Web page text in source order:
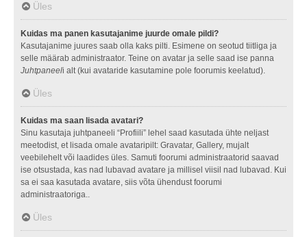
Üles
Kuidas ma panen kasutajanime juurde omale pildi?
Kasutajanime juures saab olla kaks pilti. Esimene on seotud tiitliga ja
selle määrab administraator. Teine on avatar ja selle saad ise panna
Juhtpaneeli alt (kui avataride kasutamine pole foorumis keelatud).
Üles
Kuidas ma saan lisada avatari?
Sinu kasutaja juhtpaneeli “Profiili” lehel saad kasutada ühte neljast
meetodist, et lisada omale avataripilt: Gravatar, Gallery, mujalt
veebilehelt või laadides üles. Samuti foorumi administraatorid saavad
ise otsustada, kas nad lubavad avatare ja millisel viisil nad lubavad. Kui
sa ei saa kasutada avatare, siis võta ühendust foorumi
administraatoriga..
Üles